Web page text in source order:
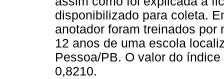
disponibilizado para coleta.
anotador foram treinados
12 anos de uma escola
Pessoa/PB. O valor do
0,8210.